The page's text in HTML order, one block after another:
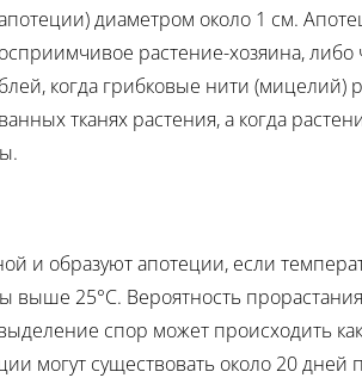
диаметром около 1 см.
растение-хозяина, либо
когда грибковые нити (мицелий)
тканях растения, а когда
и образуют апотеции, если
25°C. Вероятность
спор может происходить как
могут существовать около 20 дней